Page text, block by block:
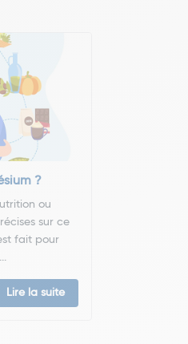
?
ou
sur ce
fait pour
Lire la suite